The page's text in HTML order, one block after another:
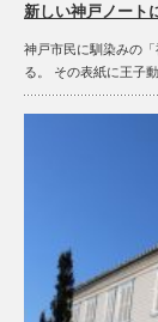
新しい神戸ノート
神戸市民に馴染みの
る。 その表紙に王子